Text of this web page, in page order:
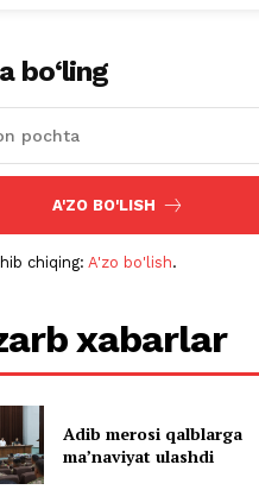
bo‘ling
A'ZO BO'LISH
chiqing:A'zo bo'lish.
xabarlar
Adib merosi qalblarga
maʼnaviyat ulashdi